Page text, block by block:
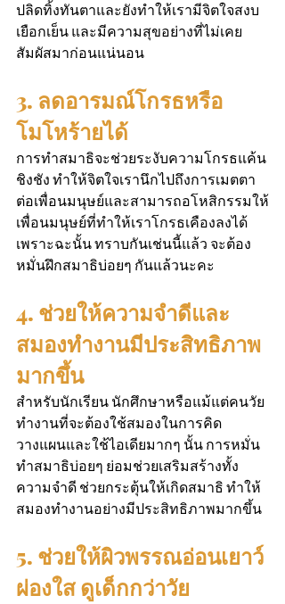
ปลิดทิ้งทันตาและยังทำให้เรามีจิตใจสงบ
เยือกเย็น และมีความสุขอย่างที่ไม่เคย
สัมผัสมาก่อนแน่นอน
3. ลดอารมณ์โกรธหรือ
โมโหร้ายได้
การทำสมาธิจะช่วยระงับความโกรธแค้น
ชิงชัง ทำให้จิตใจเรานึกไปถึงการเมตตา
ต่อเพื่อนมนุษย์และสามารถอโหสิกรรมให้
เพื่อนมนุษย์ที่ทำให้เราโกรธเคืองลงได้
เพราะฉะนั้น ทราบกันเช่นนี้แล้ว จะต้อง
หมั่นฝึกสมาธิบ่อยๆ กันแล้วนะคะ
4. ช่วยให้ความจำดีและ
สมองทำงานมีประสิทธิภาพ
มากขึ้น
สำหรับนักเรียน นักศึกษาหรือแม้แต่คนวัย
ทำงานที่จะต้องใช้สมองในการคิด
วางแผนและใช้ไอเดียมากๆ นั้น การหมั่น
ทำสมาธิบ่อยๆ ย่อมช่วยเสริมสร้างทั้ง
ความจำดี ช่วยกระตุ้นให้เกิดสมาธิ ทำให้
สมองทำงานอย่างมีประสิทธิภาพมากขึ้น
5. ช่วยให้ผิวพรรณอ่อนเยาว์
ผ่องใส ดูเด็กกว่าวัย